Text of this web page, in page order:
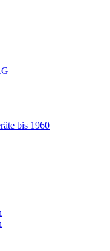
bis 1960